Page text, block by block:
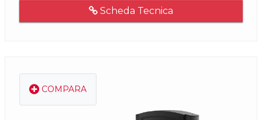
Scheda Tecnica
COMPARA